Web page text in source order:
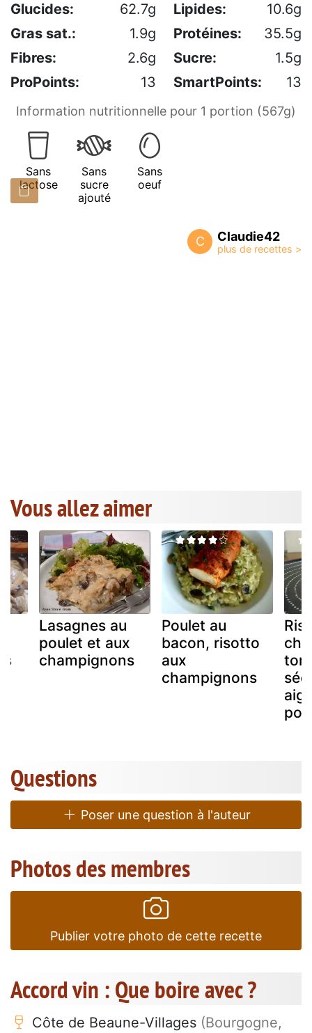
Glucides: 62.7g Lipides:
10.6g
Gras sat.:
1.9g Protéines:
35.5g
Fibres:
2.6g Sucre:
1.5g
ProPoints:
13 SmartPoints: 13
Information nutritionnelle pour 1 portion (567g)
Sans
lactose
Sans
sucre
ajouté
Sans
oeuf
C Claudie42
Vous allez aimer
Lasagnes au
poulet et aux
champignons
Poulet au
bacon, risotto
aux
champignons
Questions
Poser une question à l'auteur
Photos des membres
Publier votre photo de cette recette
Accord vin : Que boire avec ?
Côte de Beaune-Villages (Bourgogne,